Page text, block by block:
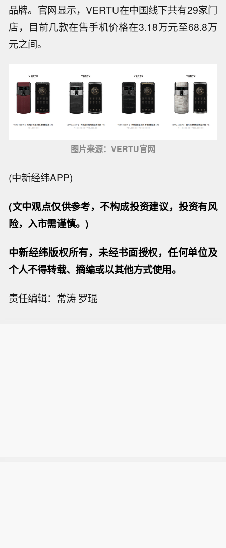
品牌。官网显示，VERTU在中国线下共有29家门
店，目前几款在售手机价格在3.18万元至68.8万
元之间。
图片来源：VERTU官网
(中新经纬APP)
(文中观点仅供参考，不构成投资建议，投资有风
险，入市需谨慎。)
中新经纬版权所有，未经书面授权，任何单位及
个人不得转载、摘编或以其他方式使用。
责任编辑：常涛 罗琨